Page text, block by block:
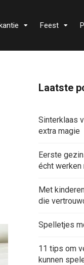
Feest
Laatste
Sinterklaas
extra magie
Eerste
écht werken
Met
die
Spelletjes
11 tips om
kunnen